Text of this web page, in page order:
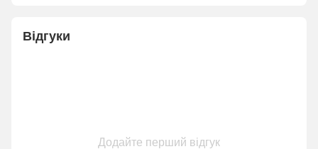
Відгуки
Додайте перший відгук